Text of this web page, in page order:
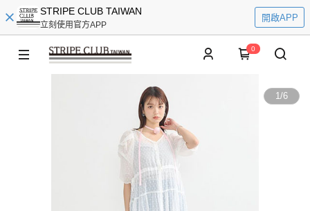
STRIPE CLUB TAIWAN
立刻使用官方APP
開啟APP
0
1/6